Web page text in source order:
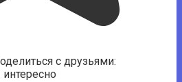
с друзьями: